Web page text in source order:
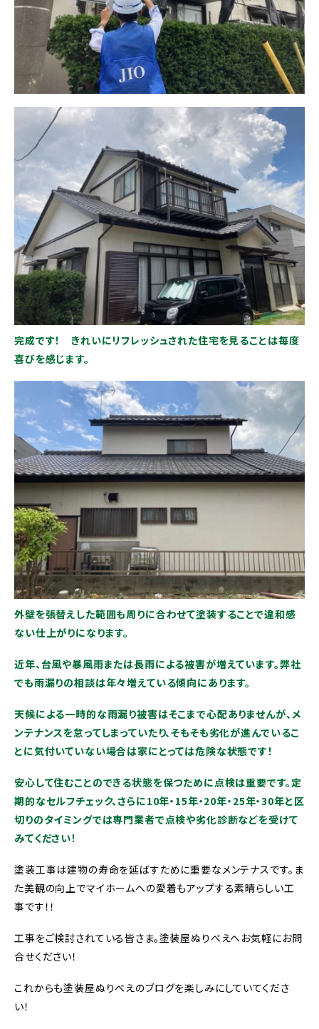
完成です！ きれいにリフレッシュされた住宅を見ることは毎度
喜びを感じます。
外壁を張替えした範囲も周りに合わせて塗装することで違和感
ない仕上がりになります。
近年、台風や暴風雨または長雨による被害が増えています。弊社
でも雨漏りの相談は年々増えている傾向にあります。
天候による一時的な雨漏り被害はそこまで心配ありませんが、メ
ンテナンスを怠ってしまっていたり、そもそも劣化が進んでいるこ
とに気付いていない場合は家にとっては危険な状態です！
安心して住むことのできる状態を保つために点検は重要です。定
期的なセルフチェック、さらに10年・15年・20年・25年・30年と区
切りのタイミングでは専門業者で点検や劣化診断などを受けて
みてください！
塗装工事は建物の寿命を延ばすために重要なメンテナスです。ま
た美観の向上でマイホームへの愛着もアップする素晴らしい工
事です！！
工事をご検討されている皆さま。塗装屋ぬりべえへお気軽にお問
合せください！
これからも塗装屋ぬりべえのブログを楽しみにしていてくださ
い！